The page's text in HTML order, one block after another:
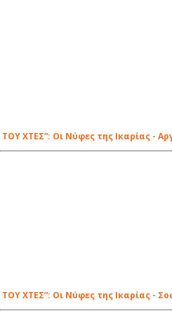
ΧΤΕΣ”: Οι Νύφες της Ικαρίας -
ΧΤΕΣ”: Οι Νύφες της Ικαρίας -